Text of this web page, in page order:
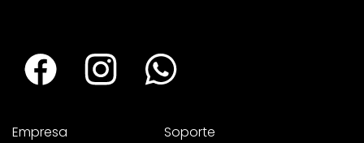
Empresa
Soporte